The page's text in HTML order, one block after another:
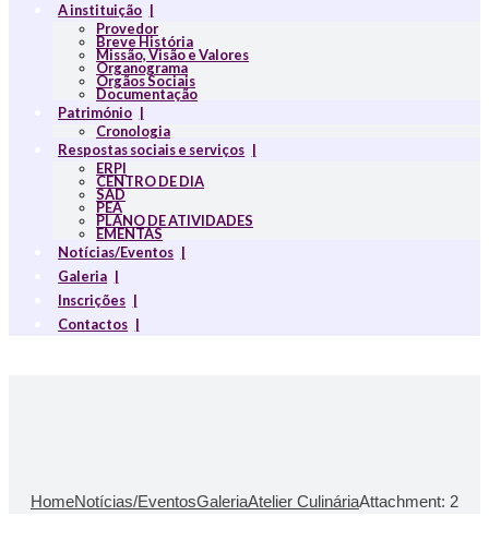
A instituição
Provedor
Breve História
Missão, Visão e Valores
Organograma
Orgãos Sociais
Documentação
Património
Cronologia
Respostas sociais e serviços
ERPI
CENTRO DE DIA
SAD
PEA
PLANO DE ATIVIDADES
EMENTAS
Notícias/Eventos
Galeria
Inscrições
Contactos
HomeNotícias/EventosGaleriaAtelier CulináriaAttachment: 2